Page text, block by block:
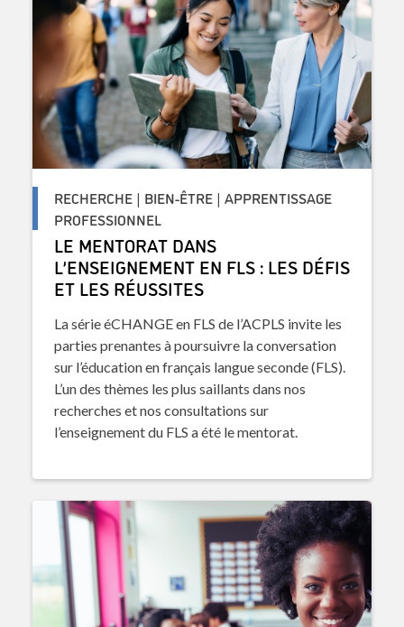
RECHERCHE | BIEN-ÊTRE | APPRENTISSAGE
PROFESSIONNEL
LE MENTORAT DANS
L’ENSEIGNEMENT EN FLS : LES DÉFIS
ET LES RÉUSSITES
La série éCHANGE en FLS de l’ACPLS invite les
parties prenantes à poursuivre la conversation
sur l’éducation en français langue seconde (FLS).
L’un des thèmes les plus saillants dans nos
recherches et nos consultations sur
l’enseignement du FLS a été le mentorat.